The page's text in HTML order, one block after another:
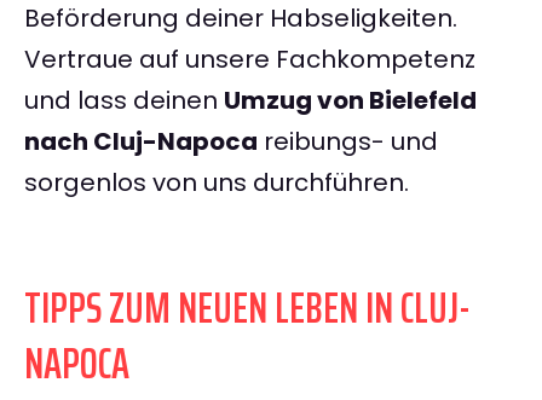
Beförderung deiner Habseligkeiten.
Vertraue auf unsere Fachkompetenz
und lass deinen Umzug von Bielefeld
nach Cluj-Napoca reibungs- und
sorgenlos von uns durchführen.
TIPPS ZUM NEUEN LEBEN IN CLUJ-
NAPOCA